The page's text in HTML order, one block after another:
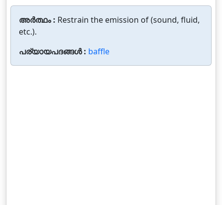
അർത്ഥം : Restrain the emission of (sound, fluid,
etc.).
പര്യായപദങ്ങൾ : baffle